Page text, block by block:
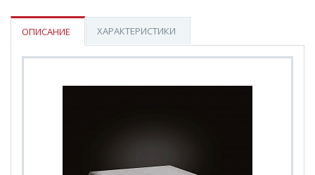
ОПИСАНИЕ ХАРАКТЕРИСТИКИ